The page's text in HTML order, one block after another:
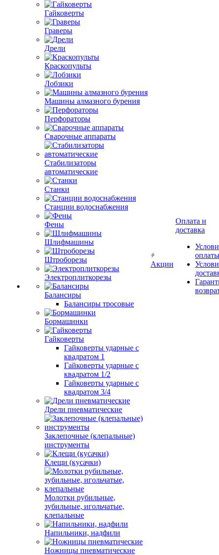
Гайковерты
Граверы
Дрели
Краскопульты
Лобзики
Машины алмазного бурения
Перфораторы
Сварочные аппараты
Стабилизаторы
автоматические
Станки
Станции водоснабжения
Фены
Шлифмашины
Штроборезы
Электроплиткорезы
Балансиры
Балансиры тросовые
Бормашинки
Гайковерты
Гайковерты ударные с
квадратом 1
Гайковерты ударные с
квадратом 1/2
Гайковерты ударные с
квадратом 3/4
Дрели пневматические
Заклепочные (клепальные)
инструменты
Клещи (кусачки)
Молотки рубильные,
зубильные, игольчатые,
клепальные
Напильники, надфили
Ножницы пневматические
Акции
Оплата и
доставка
оплаты